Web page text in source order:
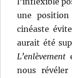
une
cinéaste
aurait été
L’enlèvement
nous